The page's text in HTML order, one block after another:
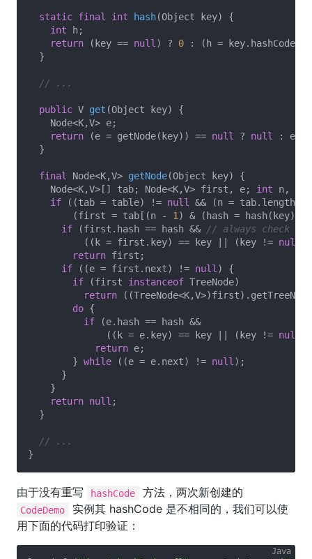
static final int hash(Object key)
{
int h;
return (key == null) ? 0 : (h =
  }
// ...
public V get (Object key)
{
    Node<K,V> e;
return (e = getNode(key)) == null ? null :
  }
final Node<K,V> getNode(Object key)
{
    Node<K,V>[] tab; Node<K,V> first, e;
int n,
if ((tab = table) != null && (n = tab.length)
        (first = tab[(n -
1) & (hash =
if (first.hash == hash && // always check
          ((k = first.key) == key || (key !=
null
return first;
if ((e = first.next) != null) {
if (first instanceof TreeNode)
return
do {
if (e.hash == hash &&
              ((k = e.key) == key || (key !=
null
return e;
        }
while ((e = e.next) != null);
      }
    }
return null ;
  }
// ...
由于没有重写 hashCode 方法，两次新创建的
CodeDemo
实例其 hashCode 是不相同的，我们可以使
用下面的代码打印验证：